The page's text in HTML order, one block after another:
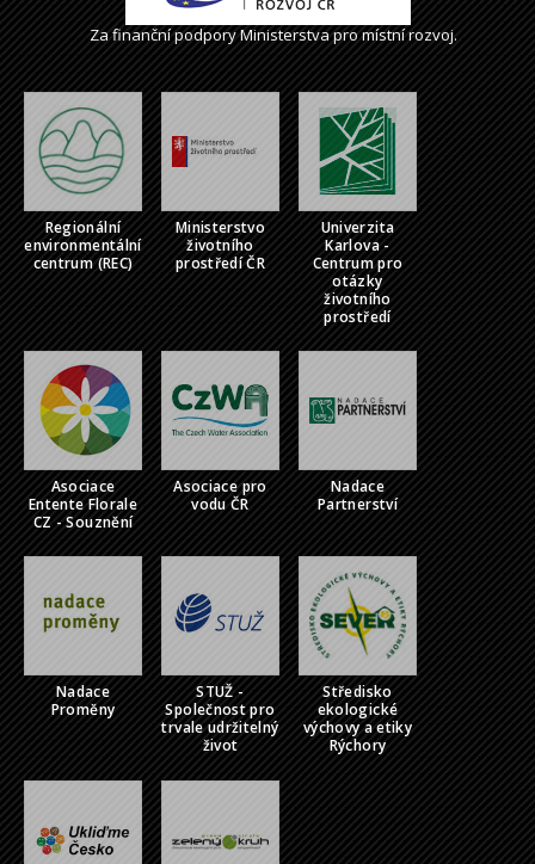
Za finanční podpory Ministerstva pro místní rozvoj.
Regionální
environmentální
centrum (REC)
Ministerstvo
životního
prostředí ČR
Univerzita
Karlova -
Centrum pro
otázky
životního
prostředí
Asociace
Entente Florale
CZ - Souznění
Asociace pro
vodu ČR
Nadace
Partnerství
Nadace
Proměny
STUŽ -
Společnost pro
trvale udržitelný
život
Středisko
ekologické
výchovy a etiky
Rýchory